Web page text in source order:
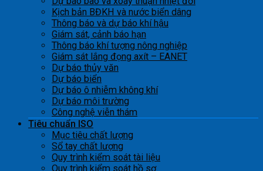
Kịch bản BĐKH và nước biển dâng
Thông báo và dự báo khí hậu
Giám sát, cảnh báo hạn
Thông báo khí tượng nông nghiệp
Giám sát lắng đọng axít – EANET
Dự báo thủy văn
Dự báo biển
Dự báo ô nhiễm không khí
Dự báo môi trường
Công nghệ viễn thám
Tiêu chuẩn ISO
Mục tiêu chất lượng
Sổ tay chất lượng
Quy trình kiểm soát tài liệu
Quy trình kiểm soát hồ sơ